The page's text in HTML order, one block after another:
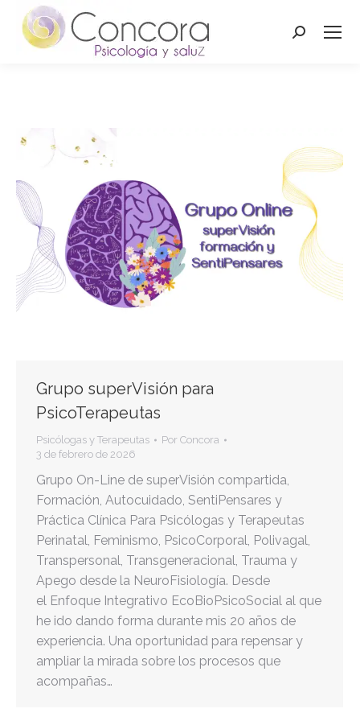
Buscar:
Grupo superVisión para
PsicoTerapeutas
Psicólogas y Terapeutas Por Concora
3 de febrero de 2026
Grupo On-Line de superVisión compartida,
Formación, Autocuidado, SentiPensares y
Práctica Clínica Para Psicólogas y Terapeutas
Perinatal, Feminismo, PsicoCorporal, Polivagal,
Transpersonal, Transgeneracional, Trauma y
Apego desde la NeuroFisiología. Desde
el Enfoque Integrativo EcoBioPsicoSocial al que
he ido dando forma durante mis 20 años de
experiencia. Una oportunidad para repensar y
ampliar la mirada sobre los procesos que
acompañas…